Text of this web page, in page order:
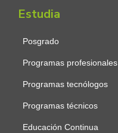
Estudia
Posgrado
Programas profesionales
Programas tecnólogos
Programas técnicos
Educación Continua